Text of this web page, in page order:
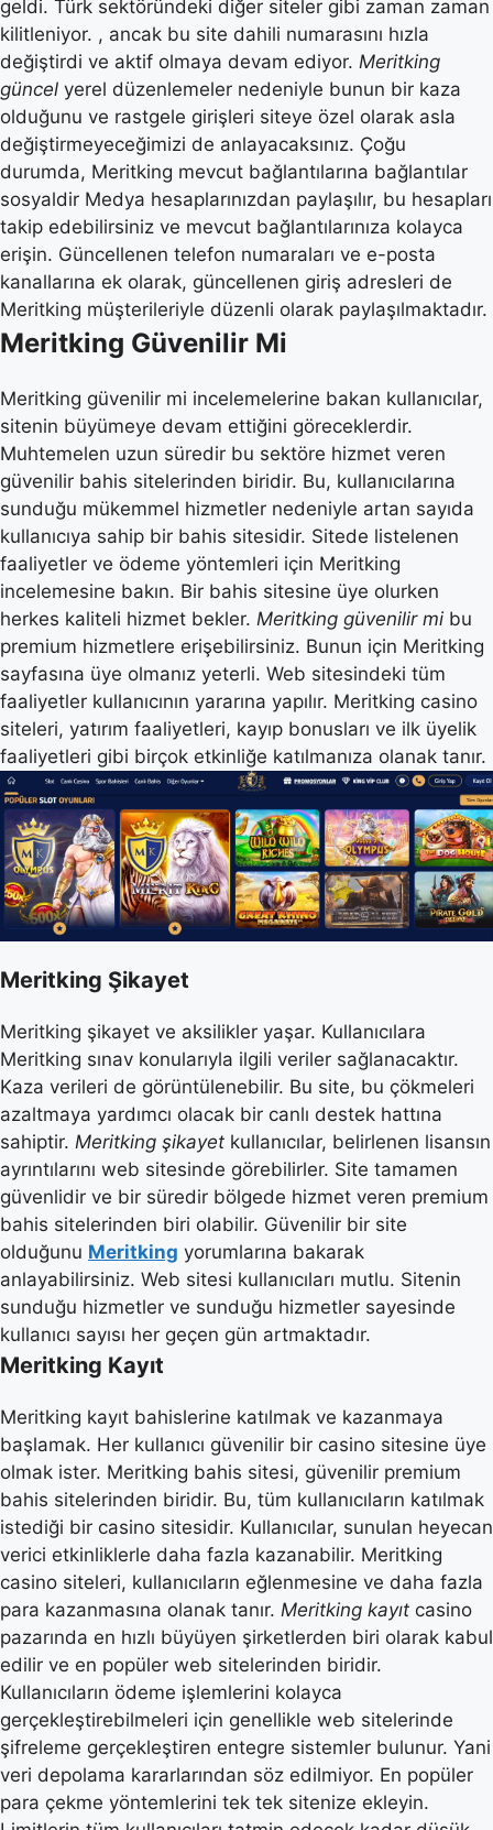
geldi. Türk sektöründeki diğer siteler gibi zaman zaman
kilitleniyor. , ancak bu site dahili numarasını hızla
değiştirdi ve aktif olmaya devam ediyor. Meritking
güncel yerel düzenlemeler nedeniyle bunun bir kaza
olduğunu ve rastgele girişleri siteye özel olarak asla
değiştirmeyeceğimizi de anlayacaksınız. Çoğu
durumda, Meritking mevcut bağlantılarına bağlantılar
sosyaldir Medya hesaplarınızdan paylaşılır, bu hesapları
takip edebilirsiniz ve mevcut bağlantılarınıza kolayca
erişin. Güncellenen telefon numaraları ve e-posta
kanallarına ek olarak, güncellenen giriş adresleri de
Meritking müşterileriyle düzenli olarak paylaşılmaktadır.
Meritking Güvenilir Mi
Meritking güvenilir mi incelemelerine bakan kullanıcılar,
sitenin büyümeye devam ettiğini göreceklerdir.
Muhtemelen uzun süredir bu sektöre hizmet veren
güvenilir bahis sitelerinden biridir. Bu, kullanıcılarına
sunduğu mükemmel hizmetler nedeniyle artan sayıda
kullanıcıya sahip bir bahis sitesidir. Sitede listelenen
faaliyetler ve ödeme yöntemleri için Meritking
incelemesine bakın. Bir bahis sitesine üye olurken
herkes kaliteli hizmet bekler. Meritking güvenilir mi bu
premium hizmetlere erişebilirsiniz. Bunun için Meritking
sayfasına üye olmanız yeterli. Web sitesindeki tüm
faaliyetler kullanıcının yararına yapılır. Meritking casino
siteleri, yatırım faaliyetleri, kayıp bonusları ve ilk üyelik
faaliyetleri gibi birçok etkinliğe katılmanıza olanak tanır.
Meritking Şikayet
Meritking şikayet ve aksilikler yaşar. Kullanıcılara
Meritking sınav konularıyla ilgili veriler sağlanacaktır.
Kaza verileri de görüntülenebilir. Bu site, bu çökmeleri
azaltmaya yardımcı olacak bir canlı destek hattına
sahiptir. Meritking şikayet kullanıcılar, belirlenen lisansın
ayrıntılarını web sitesinde görebilirler. Site tamamen
güvenlidir ve bir süredir bölgede hizmet veren premium
bahis sitelerinden biri olabilir. Güvenilir bir site
olduğunu Meritking yorumlarına bakarak
anlayabilirsiniz. Web sitesi kullanıcıları mutlu. Sitenin
sunduğu hizmetler ve sunduğu hizmetler sayesinde
kullanıcı sayısı her geçen gün artmaktadır.
Meritking Kayıt
Meritking kayıt bahislerine katılmak ve kazanmaya
başlamak. Her kullanıcı güvenilir bir casino sitesine üye
olmak ister. Meritking bahis sitesi, güvenilir premium
bahis sitelerinden biridir. Bu, tüm kullanıcıların katılmak
istediği bir casino sitesidir. Kullanıcılar, sunulan heyecan
verici etkinliklerle daha fazla kazanabilir. Meritking
casino siteleri, kullanıcıların eğlenmesine ve daha fazla
para kazanmasına olanak tanır. Meritking kayıt casino
pazarında en hızlı büyüyen şirketlerden biri olarak kabul
edilir ve en popüler web sitelerinden biridir.
Kullanıcıların ödeme işlemlerini kolayca
gerçekleştirebilmeleri için genellikle web sitelerinde
şifreleme gerçekleştiren entegre sistemler bulunur. Yani
veri depolama kararlarından söz edilmiyor. En popüler
para çekme yöntemlerini tek tek sitenize ekleyin.